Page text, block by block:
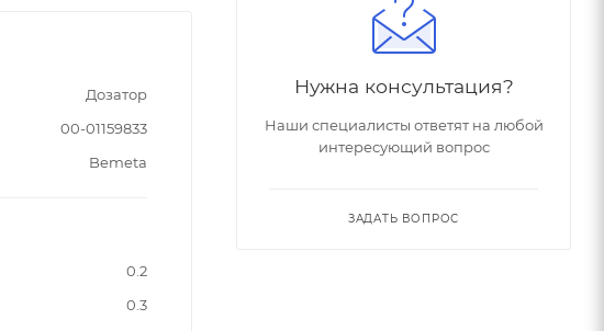
Дозатор
00-01159833
Bemeta
0.2
0.3
Нужна консультация?
Наши специалисты ответят на любой
интересующий вопрос
ЗАДАТЬ ВОПРОС